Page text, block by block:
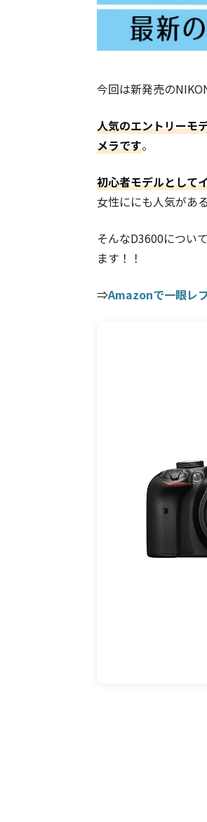
今回は新発売の
人気のエントリーモ
メラです。
初心者モデルとして
女性ににも人気があ
そんなD3600につい
ます！！
⇒Amazonで一眼レ